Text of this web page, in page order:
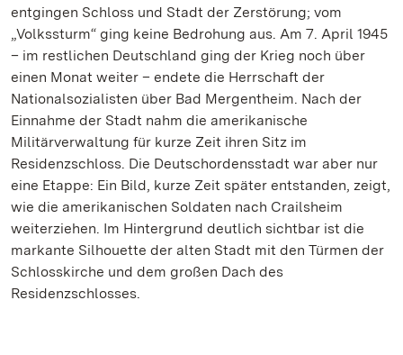
entgingen Schloss und Stadt der Zerstörung; vom
„Volkssturm“ ging keine Bedrohung aus. Am 7. April 1945
– im restlichen Deutschland ging der Krieg noch über
einen Monat weiter – endete die Herrschaft der
Nationalsozialisten über Bad Mergentheim. Nach der
Einnahme der Stadt nahm die amerikanische
Militärverwaltung für kurze Zeit ihren Sitz im
Residenzschloss. Die Deutschordensstadt war aber nur
eine Etappe: Ein Bild, kurze Zeit später entstanden, zeigt,
wie die amerikanischen Soldaten nach Crailsheim
weiterziehen. Im Hintergrund deutlich sichtbar ist die
markante Silhouette der alten Stadt mit den Türmen der
Schlosskirche und dem großen Dach des
Residenzschlosses.